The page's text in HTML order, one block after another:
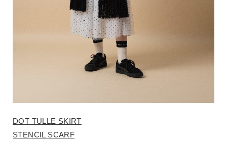
DOT TULLE SKIRT
STENCIL SCARF